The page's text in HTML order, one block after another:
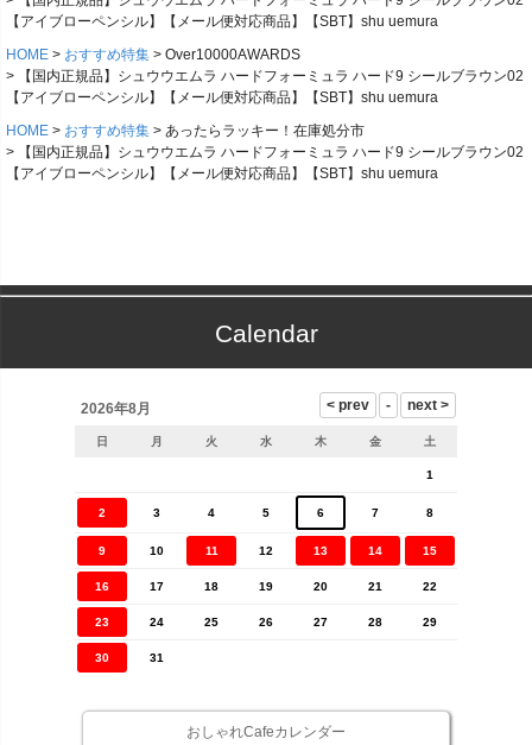
【アイブローペンシル】【メール便対応商品】【SBT】shu uemura
HOME
おすすめ特集
Over10000AWARDS
【国内正規品】シュウウエムラ ハードフォーミュラ ハード9 シールブラウン02
【アイブローペンシル】【メール便対応商品】【SBT】shu uemura
HOME
おすすめ特集
あったらラッキー！在庫処分市
【国内正規品】シュウウエムラ ハードフォーミュラ ハード9 シールブラウン02
【アイブローペンシル】【メール便対応商品】【SBT】shu uemura
Calendar
2026年8月
日 月 火 水 木 金 土
1
2 3 4 5 6 7 8
9 10 11 12 13 14 15
16 17 18 19 20 21 22
23 24 25 26 27 28 29
30 31
おしゃれCafeカレンダー